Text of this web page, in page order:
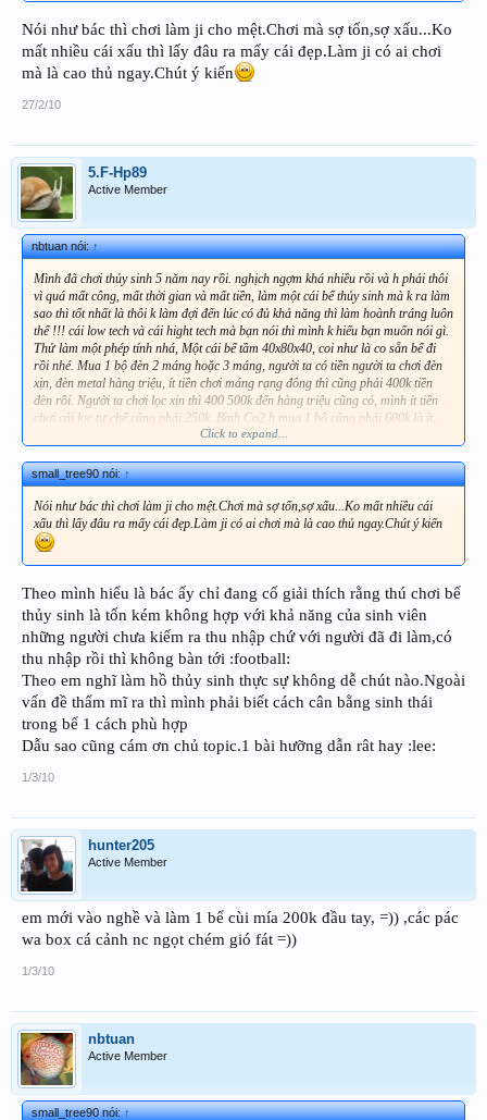
tốn thêm tiền mua cây, tiền làm lại bể mà thôi. Đam mê thì cũng phải đi với có
tiền thì mới chơi được. còn k thì làm sao mà theo được !!!!
Nói như bác thì chơi làm ji cho mệt.Chơi mà sợ tốn,sợ xấu...Ko
mất nhiều cái xấu thì lấy đâu ra mấy cái đẹp.Làm ji có ai chơi
mà là cao thủ ngay.Chút ý kiến
27/2/10
5.F-Hp89
Active Member
nbtuan nói:↑
Mình đã chơi thủy sinh 5 năm nay rồi. nghịch ngợm khá nhiều rồi và h phải thôi
vì quá mất công, mất thời gian và mất tiền, làm một cái bể thủy sinh mà k ra làm
sao thì tốt nhất là thôi k làm đợi đến lúc có đủ khả năng thì làm hoành tráng luôn
thể !!! cái low tech và cái hight tech mà bạn nói thì mình k hiểu bạn muốn nói gì.
Thử làm một phép tính nhá, Một cái bể tầm 40x80x40, coi như là co sẵn bể đi
rồi nhé. Mua 1 bộ đèn 2 máng hoặc 3 máng, người ta có tiền người ta chơi đèn
xịn, đèn metal hàng triệu, ít tiền chơi máng rạng đông thì cũng phải 400k tiền
đèn rồi. Người ta chơi lọc xịn thì 400 500k đến hàng triệu cũng có, mình ít tiền
chơi cái lọc tự chế cũng phải 250k. Bình Co2 h mua 1 bộ cũng phải 600k là ít,
Làm phân nền thì tự trộn lấy cũng phải 150k, còn tiền cây nữa, Tính sơ sơ ra đã
tốn thêm tiền mua cây, tiền làm lại bể mà thôi. Đam mê thì cũng phải đi với có
tiền thì mới chơi được. còn k thì làm sao mà theo được !!!!
Click to expand...
small_tree90 nói:↑
Nói như bác thì chơi làm ji cho mệt.Chơi mà sợ tốn,sợ xấu...Ko mất nhiều cái
xấu thì lấy đâu ra mấy cái đẹp.Làm ji có ai chơi mà là cao thủ ngay.Chút ý kiến
Theo mình hiểu là bác ấy chỉ đang cố giải thích rằng thú chơi bể
thủy sinh là tốn kém không hợp với khả năng của sinh viên
những người chưa kiếm ra thu nhập chứ với người đã đi làm,có
thu nhập rồi thì không bàn tới :football:
Theo em nghĩ làm hồ thủy sinh thực sự không dễ chút nào.Ngoài
vấn đề thẩm mĩ ra thì mình phải biết cách cân bằng sinh thái
trong bể 1 cách phù hợp
Dẫu sao cũng cám ơn chủ topic.1 bài hưỡng dẫn rât hay :lee:
1/3/10
hunter205
Active Member
em mới vào nghề và làm 1 bể cùi mía 200k đầu tay, =)) ,các pác
wa box cá cảnh nc ngọt chém gió fát =))
1/3/10
nbtuan
Active Member
small_tree90 nói:↑